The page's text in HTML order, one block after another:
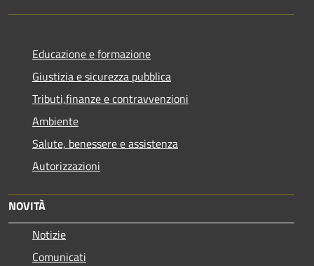
Educazione e formazione
Giustizia e sicurezza pubblica
Tributi,finanze e contravvenzioni
Ambiente
Salute, benessere e assistenza
Autorizzazioni
NOVITÀ
Notizie
Comunicati